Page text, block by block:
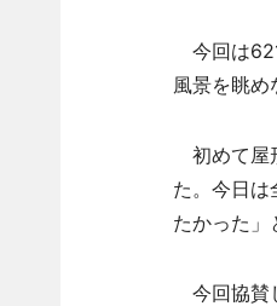
今回は
風景を眺め
初めて屋
た。今日は
たかった」
今回協賛